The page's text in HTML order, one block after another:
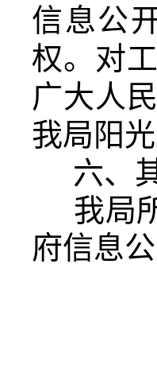
信息公
权。对
广大人
我局阳
六、
我局
府信息